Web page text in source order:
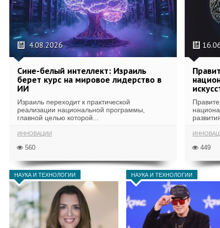
4.08.2026
Сине-белый интеллект: Израиль
берет курс на мировое лидерство в
ИИ
Израиль переходит к практической
реализации национальной программы,
главной целью которой...
ИННОВАЦИИ
560 449
НАУКА И ТЕХНОЛОГИИ НАУКА И ТЕХНОЛОГИИ